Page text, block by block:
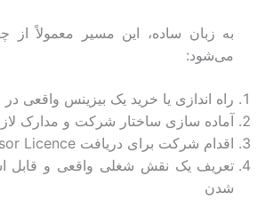
به زبان ساده، این مسیر معمولاً از
می‌شود:
راه اندازی یا خرید یک بیزینس واقعی در
آماده سازی ساختار شرکت و مدارک
اقدام شرکت برای دریافت Sponsor Licence
تعریف یک نقش شغلی واقعی و قابل
شدن